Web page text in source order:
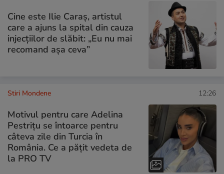
Cine este Ilie Caraș, artistul
care a ajuns la spital din cauza
injecțiilor de slăbit: „Eu nu mai
recomand așa ceva”
Stiri Mondene 12:26
Motivul pentru care Adelina
Pestrițu se întoarce pentru
câteva zile din Turcia în
România. Ce a pățit vedeta de
la PRO TV